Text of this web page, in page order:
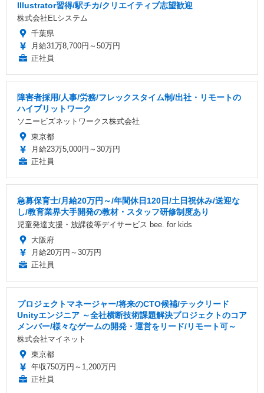
Illustrator習得/駅チカ/クリエイティブ志望歓迎
株式会社ELシステム
千葉県
月給31万8,700円～50万円
正社員
障害者採用/人事/労務/フレックスタイム制/出社・リモートの
ハイブリットワーク
ソニービズネットワークス株式会社
東京都
月給23万5,000円～30万円
正社員
急募保育士/月給20万円～/年間休日120日/土日祝休み/送迎な
し/教育業界大手開発の教材・スタッフ研修制度あり
児童発達支援・放課後等デイサービス bee. for kids
大阪府
月給20万円～30万円
正社員
プロジェクトマネージャー/将来のCTO候補/テックリード
Unityエンジニア ～全社横断技術課題解決プロジェクトのコア
メンバー/様々なゲームの開発・運営をリード/リモート可～
株式会社マイネット
東京都
年収750万円～1,200万円
正社員